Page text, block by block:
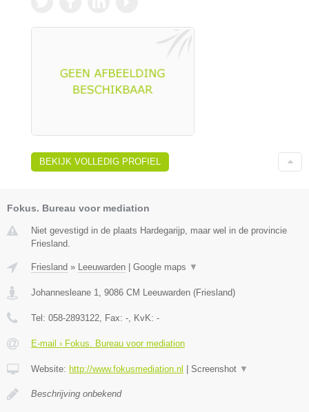
BEKIJK VOLLEDIG PROFIEL
Fokus. Bureau voor mediation
Niet gevestigd in de plaats Hardegarijp, maar wel in de provincie
Friesland.
Friesland » Leeuwarden Google maps ▼
Johannesleane 1, 9086 CM Leeuwarden (Friesland)
Tel: 058-2893122, Fax: -, KvK: -
E-mail › Fokus. Bureau voor mediation
Website: http://www.fokusmediation.nl Screenshot ▼
Beschrijving onbekend